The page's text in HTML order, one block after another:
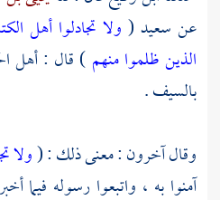
عن سعيد ( ولا تجادلوا أهل
الذين ظلموا منهم ) قال : أهل
بالسيف .
وقال آخرون : معنى ذلك : (ولا
آمنوا به ، واتبعوا رسوله فيما